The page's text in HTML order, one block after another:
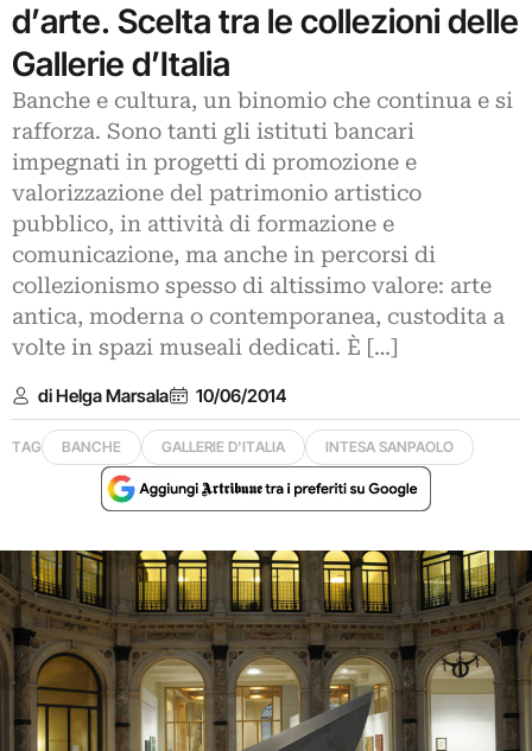
d’arte. Scelta tra le collezioni delle
Gallerie d’Italia
Banche e cultura, un binomio che continua e si
rafforza. Sono tanti gli istituti bancari
impegnati in progetti di promozione e
valorizzazione del patrimonio artistico
pubblico, in attività di formazione e
comunicazione, ma anche in percorsi di
collezionismo spesso di altissimo valore: arte
antica, moderna o contemporanea, custodita a
volte in spazi museali dedicati. È […]
di Helga Marsala 10/06/2014
TAG BANCHE GALLERIE D'ITALIA INTESA SANPAOLO